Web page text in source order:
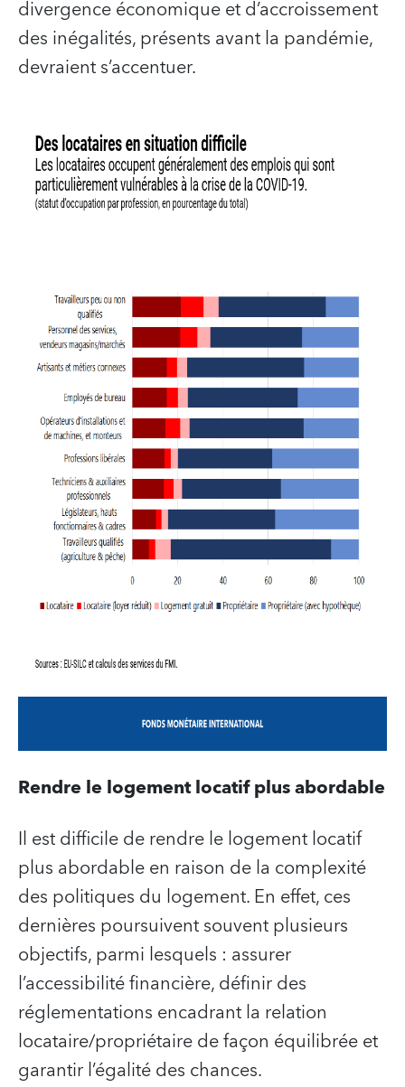
divergence économique et d’accroissement
des inégalités, présents avant la pandémie,
devraient s’accentuer.
Rendre le logement locatif plus abordable
Il est difficile de rendre le logement locatif
plus abordable en raison de la complexité
des politiques du logement. En effet, ces
dernières poursuivent souvent plusieurs
objectifs, parmi lesquels : assurer
l’accessibilité financière, définir des
réglementations encadrant la relation
locataire/propriétaire de façon équilibrée et
garantir l’égalité des chances.